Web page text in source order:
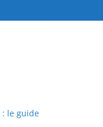
le guide